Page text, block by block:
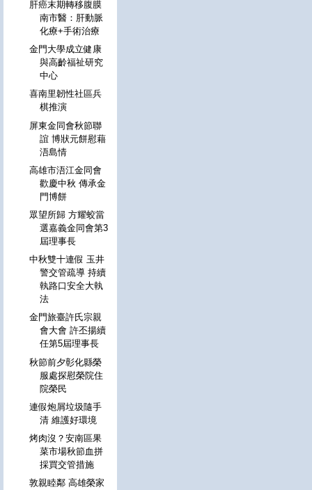
肝癌末期轉移腹膜
南市醫：肝動脈
化療+手術治療
金門大學成立健康
與高齡福祉研究
中心
喜南里韌性社區兵
棋推演
屏東金同會秋節聯
誼 博狀元餅慰藉
浯島情
高雄市浯江金同會
歡慶中秋 傳承金
門博餅
眾望所歸 方耀蛟當
選嘉義金同會第3
屆理事長
中秋雙十連假 玉井
警交管疏導 持續
執路口安全大執
法
金門旅臺許氏宗親
會大會 許丕揚續
任第5屆理事長
秋節前夕彰化縣榮
服處探慰榮院住
院榮民
連假炮屑垃圾隨手
清 維護好環境
烤肉沒？安南區果
菜市場秋節血拼
採買交管措施
敦親睦鄰 高雄榮家